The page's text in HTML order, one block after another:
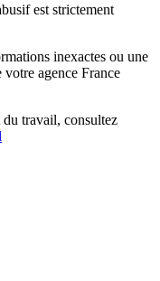
est strictement
inexactes ou une
votre agence France
du travail, consultez